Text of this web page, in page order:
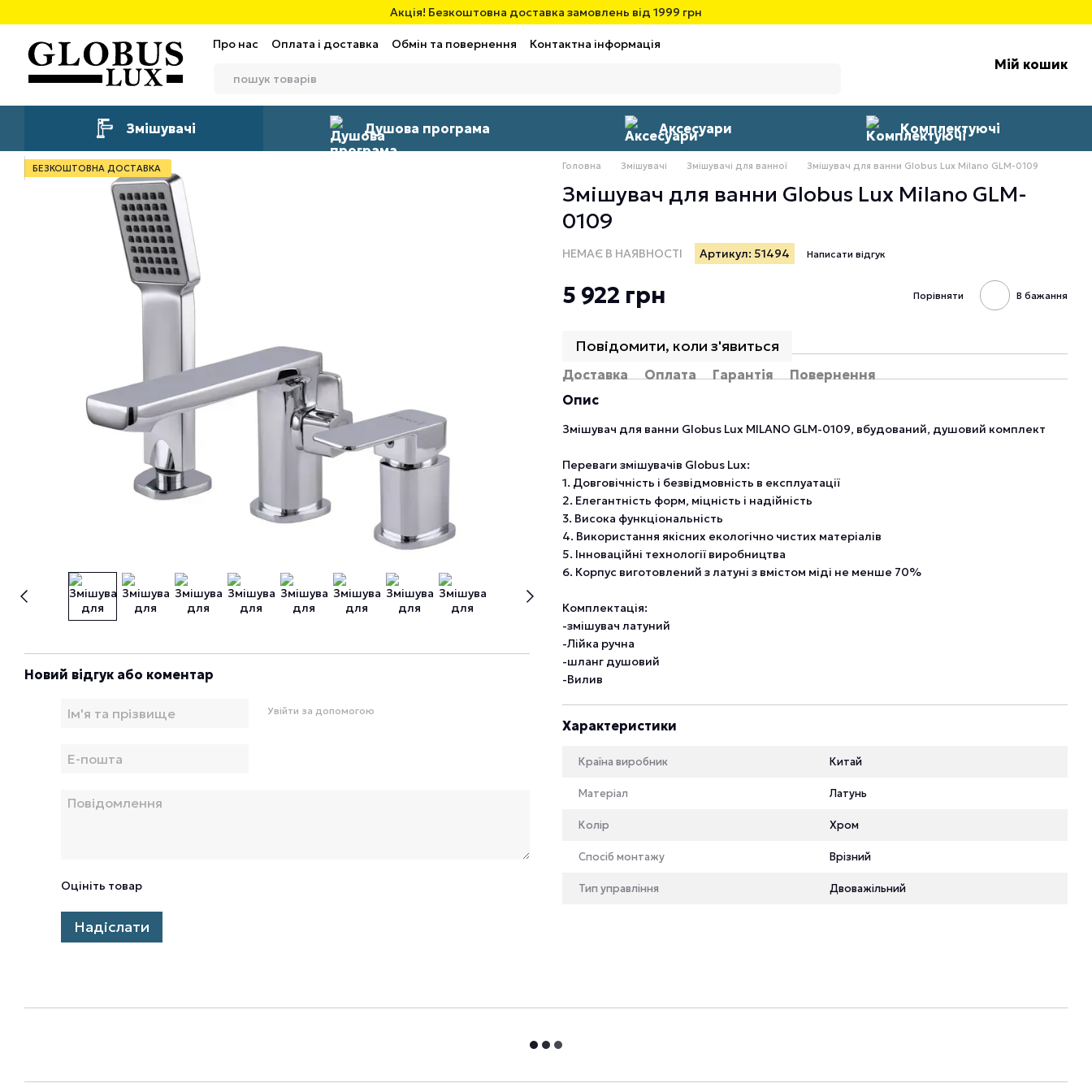
Акція! Безкоштовна доставка замовлень від 1999 грн
Про нас Оплата і доставка Обмін та повернення Контактна інформація
Мій кошик
Змішувачі Душова програма Аксесуари Комплектуючі
БЕЗКОШТОВНА ДОСТАВКА
Новий відгук або коментар
Увійти за допомогою
Оцініть товар
Надіслати
Головна Змішувачі Змішувачі для ванної Змішувач для ванни Globus Lux Milano GLM-0109
Змішувач для ванни Globus Lux Milano GLM-
0109
НЕМАЄ В НАЯВНОСТІ Артикул: 51494 Написати відгук
5 922 грн Порівняти В бажання
Повідомити, коли з'явиться
Доставка Оплата Гарантія
Повернення
Опис
Змішувач для ванни Globus Lux MILANO GLM-0109, вбудований, душовий комплект
Переваги змішувачів Globus Lux:
1. Довговічність і безвідмовність в експлуатації
2. Елегантність форм, міцність і надійність
3. Висока функціональність
4. Використання якісних екологічно чистих матеріалів
5. Інноваційні технології виробництва
6. Корпус виготовлений з латуні з вмістом міді не менше 70%
Комплектація:
-змішувач латуний
-Лійка ручна
-шланг душовий
-Вилив
Характеристики
Країна виробник Китай
Матеріал Латунь
Колір Хром
Спосіб монтажу Врізний
Тип управління Двоважільний